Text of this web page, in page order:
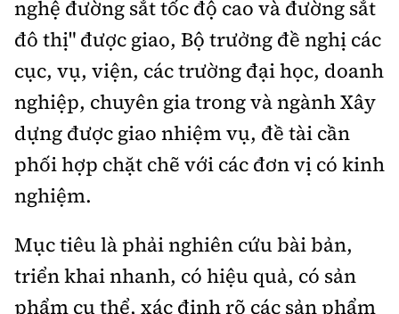
nghệ đường sắt tốc độ cao và đường sắt
đô thị" được giao, Bộ trưởng đề nghị các
cục, vụ, viện, các trường đại học, doanh
nghiệp, chuyên gia trong và ngành Xây
dựng được giao nhiệm vụ, đề tài cần
phối hợp chặt chẽ với các đơn vị có kinh
nghiệm.
Mục tiêu là phải nghiên cứu bài bản,
triển khai nhanh, có hiệu quả, có sản
phẩm cụ thể, xác định rõ các sản phẩm